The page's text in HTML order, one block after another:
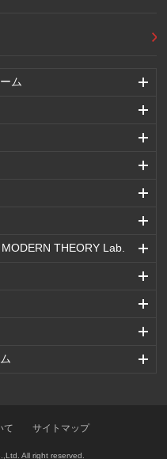
ム
THEORY Lab.
て サイトマップ
All right reserved.